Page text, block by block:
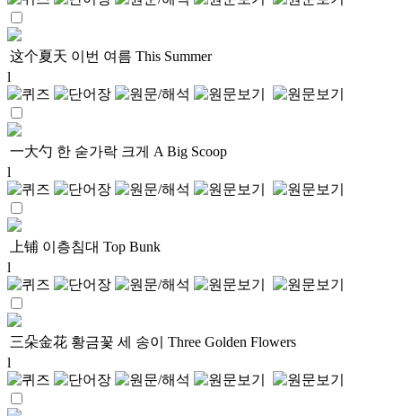
这个夏天 이번 여름 This Summer
l
一大勺 한 숟가락 크게 A Big Scoop
l
上铺 이층침대 Top Bunk
l
三朵金花 황금꽃 세 송이
Three Golden Flowers
l